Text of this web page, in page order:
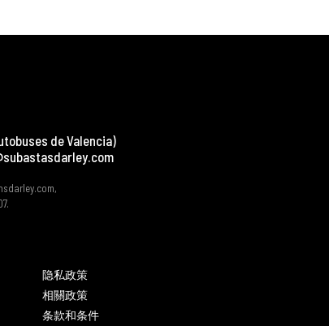
de Valencia)
隐私政策
相關政策
条款和条件